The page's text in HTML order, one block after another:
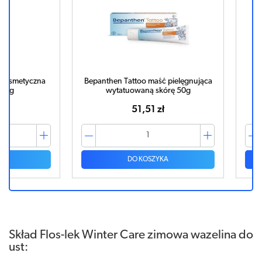
Bepanthen Tattoo maść pielęgnująca
wytatuowaną skórę 50g
51,51 zł
DO KOSZYKA
Skład Flos-lek Winter Care zimowa wazelina do
ust: